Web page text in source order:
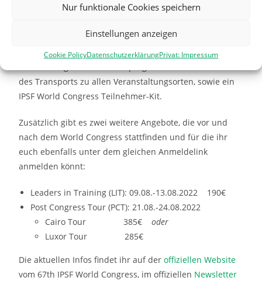
Nur funktionale Cookies speichern
Einstellungen anzeigen
Cookie PolicyDatenschutzerklärungPrivat: Impressum
3rd Phase: 01.07.-15.07.2022 550€
Die Kosten beinhalten die Unterkunftskosten für 8
Nächte, die Tagesverpflegung für 9 Tage, den Zugang
des Transports zu allen Veranstaltungsorten, sowie ein
IPSF World Congress Teilnehmer-Kit.
Zusätzlich gibt es zwei weitere Angebote, die vor und
nach dem World Congress stattfinden und für die ihr
euch ebenfalls unter dem gleichen Anmeldelink
anmelden könnt:
Leaders in Training (LIT): 09.08.-13.08.2022 190€
Post Congress Tour (PCT): 21.08.-24.08.2022
Cairo Tour 385€oder
Luxor Tour 285€
Die aktuellen Infos findet ihr auf deroffiziellen Website
vom 67th IPSF World Congress, im offiziellen Newsletter